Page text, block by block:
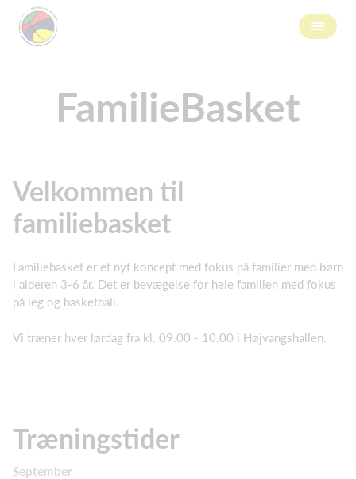
FamilieBasket
Velkommen til
familiebasket
Familiebasket er et nyt koncept med fokus på familier med børn
i alderen 3-6 år. Det er bevægelse for hele familien med fokus
på leg og basketball.
Vi træner hver lørdag fra kl. 09.00 - 10.00 i Højvangshallen.
Træningstider
September